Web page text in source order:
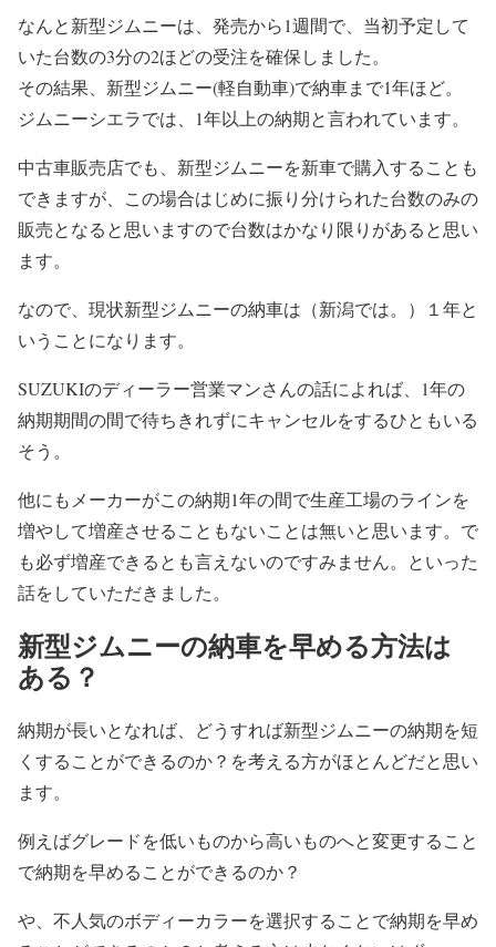
なんと新型ジムニーは、発売から1週間で、当初予定して
いた台数の3分の2ほどの受注を確保しました。
その結果、新型ジムニー(軽自動車)で納車まで1年ほど。
ジムニーシエラでは、1年以上の納期と言われています。
中古車販売店でも、新型ジムニーを新車で購入することも
できますが、この場合はじめに振り分けられた台数のみの
販売となると思いますので台数はかなり限りがあると思い
ます。
なので、現状新型ジムニーの納車は（新潟では。）１年と
いうことになります。
SUZUKIのディーラー営業マンさんの話によれば、1年の
納期期間の間で待ちきれずにキャンセルをするひともいる
そう。
他にもメーカーがこの納期1年の間で生産工場のラインを
増やして増産させることもないことは無いと思います。で
も必ず増産できるとも言えないのですみません。といった
話をしていただきました。
新型ジムニーの納車を早める方法は
ある？
納期が長いとなれば、どうすれば新型ジムニーの納期を短
くすることができるのか？を考える方がほとんどだと思い
ます。
例えばグレードを低いものから高いものへと変更すること
で納期を早めることができるのか？
や、不人気のボディーカラーを選択することで納期を早め